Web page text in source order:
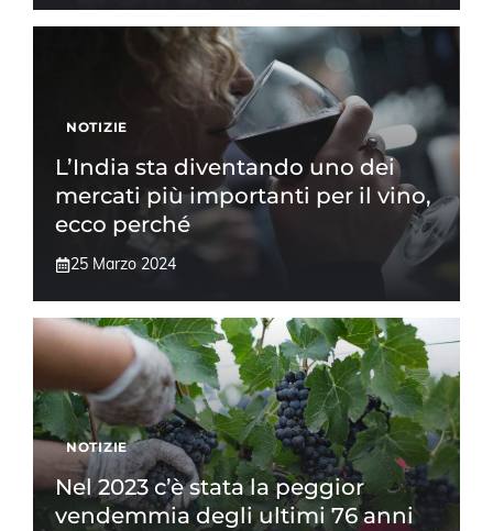
NOTIZIE
L’India sta diventando uno dei
mercati più importanti per il vino,
ecco perché
25 Marzo 2024
NOTIZIE
Nel 2023 c’è stata la peggior
vendemmia degli ultimi 76 anni